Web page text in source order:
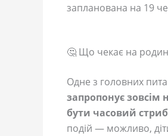
запланована на 19
🤔 Що чекає на
Одне з головних
запропонує зовсім
бути часовий
подій — можливо,